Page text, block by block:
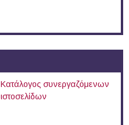
Κατάλογος συνεργαζόμενων
ιστοσελίδων